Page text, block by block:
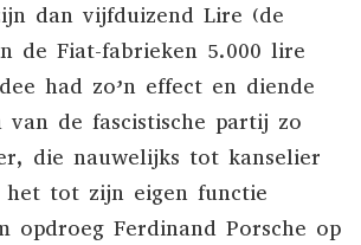
dan vijfduizend Lire (de
de Fiat-fabrieken 5.000 lire
had zo’n effect en diende
van de fascistische partij zo
die nauwelijks tot kanselier
het tot zijn eigen functie
opdroeg Ferdinand Porsche op